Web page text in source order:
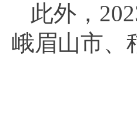
此外，
峨眉山市、